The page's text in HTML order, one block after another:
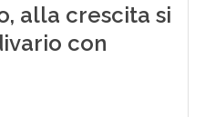
alla crescita si
con